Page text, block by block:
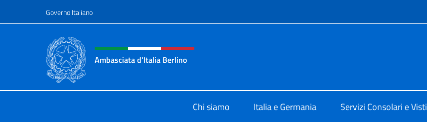
Governo Italiano
Intestazione sito, social e menù
Ambasciata d'Italia Berlino
Chi siamo Italia e Germania Servizi Consolari e Visti